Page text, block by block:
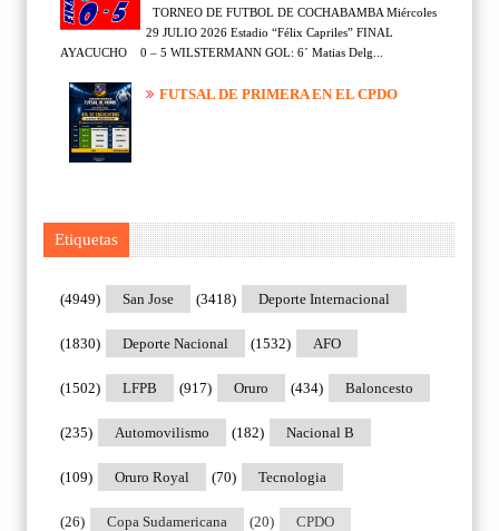
TORNEO DE FUTBOL DE COCHABAMBA Miércoles
29 JULIO 2026 Estadio “Félix Capriles” FINAL
AYACUCHO 0 – 5 WILSTERMANN GOL: 6´ Matias Delg...
FUTSAL DE PRIMERA EN EL CPDO
Etiquetas
San Jose
(4949) Deporte Internacional
(3418)
Deporte Nacional
(1830) AFO
(1532)
LFPB
(1502) Oruro
(917) Baloncesto
(434)
Automovilismo
(235) Nacional B
(182)
Oruro Royal
(109) Tecnologia
(70)
Copa Sudamericana
(26) CPDO
(20)